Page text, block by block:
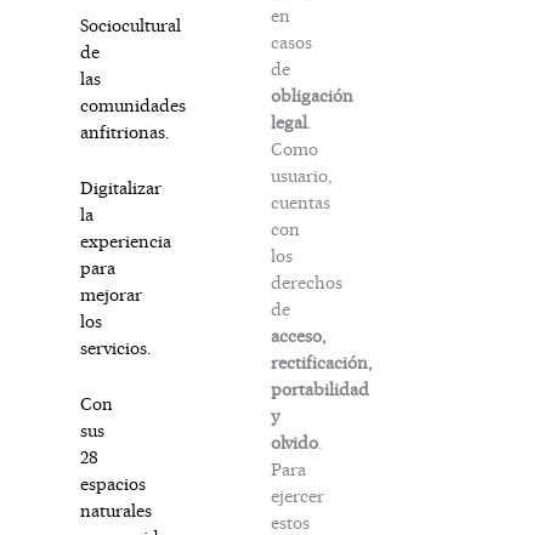
Sociocultural
de
las
comunidades
anfitrionas.
Digitalizar
la
experiencia
para
mejorar
los
servicios.
Con
sus
28
espacios
naturales
en
casos
de
obligación
legal
Como
usuario,
cuentas
con
los
derechos
de
acceso,
rectificación,
portabilidad
y
olvido
Para
ejercer
estos